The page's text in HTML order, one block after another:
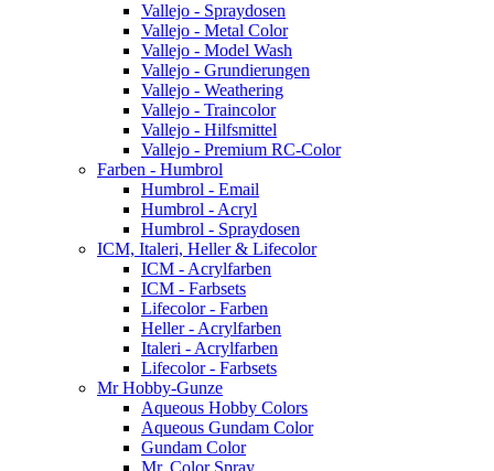
Vallejo - Spraydosen
Vallejo - Metal Color
Vallejo - Model Wash
Vallejo - Grundierungen
Vallejo - Weathering
Vallejo - Traincolor
Vallejo - Hilfsmittel
Vallejo - Premium RC-Color
Farben - Humbrol
Humbrol - Email
Humbrol - Acryl
Humbrol - Spraydosen
ICM, Italeri, Heller & Lifecolor
ICM - Acrylfarben
ICM - Farbsets
Lifecolor - Farben
Heller - Acrylfarben
Italeri - Acrylfarben
Lifecolor - Farbsets
Mr Hobby-Gunze
Aqueous Hobby Colors
Aqueous Gundam Color
Gundam Color
Mr. Color Spray